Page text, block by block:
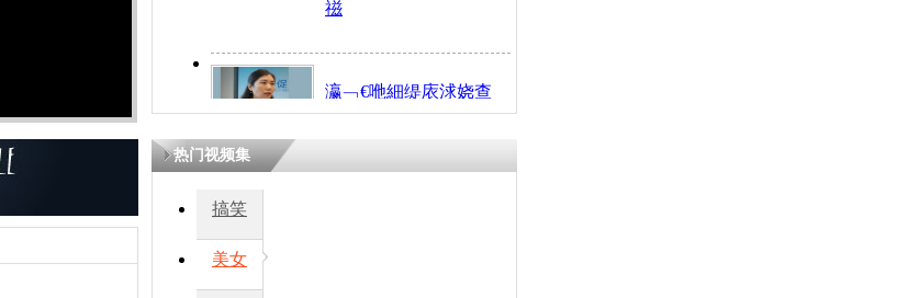
禌
瀛﹁€咃細缇庡浗娆查
€间笢鍗椾簹涓庝腑鍥
熷悎浣� 涓ㄥ浗闄呰
热门视频集
搞笑
美女